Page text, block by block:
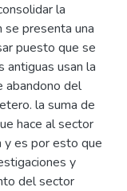
la
presenta una
puesto que se
antiguas usan la
abandono del
la suma de
hace al sector
y es por esto que
y
del sector